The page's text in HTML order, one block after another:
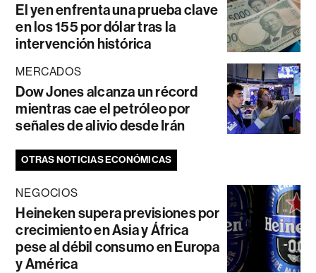
El yen enfrenta una prueba clave
en los 155 por dólar tras la
intervención histórica
MERCADOS
Dow Jones alcanza un récord
mientras cae el petróleo por
señales de alivio desde Irán
OTRAS NOTICIAS ECONÓMICAS
NEGOCIOS
Heineken supera previsiones por
crecimiento en Asia y África
pese al débil consumo en Europa
y América